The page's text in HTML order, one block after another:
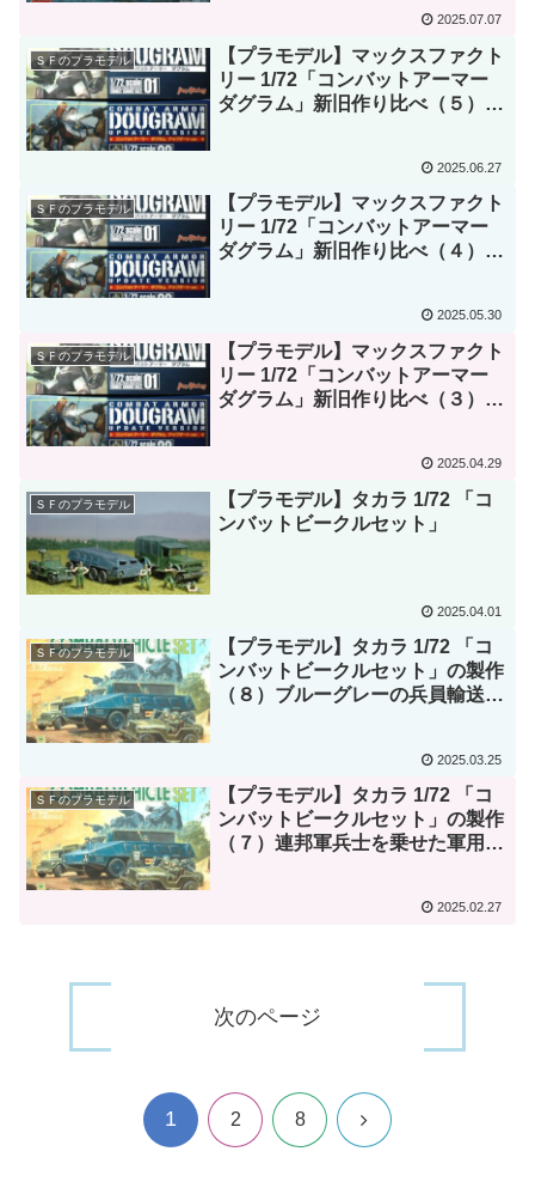
2025.07.07
ＳＦのプラモデル
【プラモデル】マックスファクト
リー 1/72「コンバットアーマー
ダグラム」新旧作り比べ（５）
2025.06.27
ＳＦのプラモデル
【プラモデル】マックスファクト
リー 1/72「コンバットアーマー
ダグラム」新旧作り比べ（４）各
2025.05.30
ＳＦのプラモデル
【プラモデル】マックスファクト
リー 1/72「コンバットアーマー
ダグラム」新旧作り比べ（３）ス
2025.04.29
ＳＦのプラモデル
【プラモデル】タカラ 1/72 「コ
ンバットビークルセット」
2025.04.01
ＳＦのプラモデル
【プラモデル】タカラ 1/72 「コ
ンバットビークルセット」の製作
（８）ブルーグレーの兵員輸送車
2025.03.25
ＳＦのプラモデル
【プラモデル】タカラ 1/72 「コ
ンバットビークルセット」の製作
（７）連邦軍兵士を乗せた軍用ト
2025.02.27
次のページ
1 2 8 次